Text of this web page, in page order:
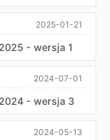
2025-01-21
- wersja 1
2024-07-01
- wersja 3
2024-05-13